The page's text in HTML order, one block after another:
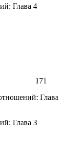
Глава 4
171
Глава 3